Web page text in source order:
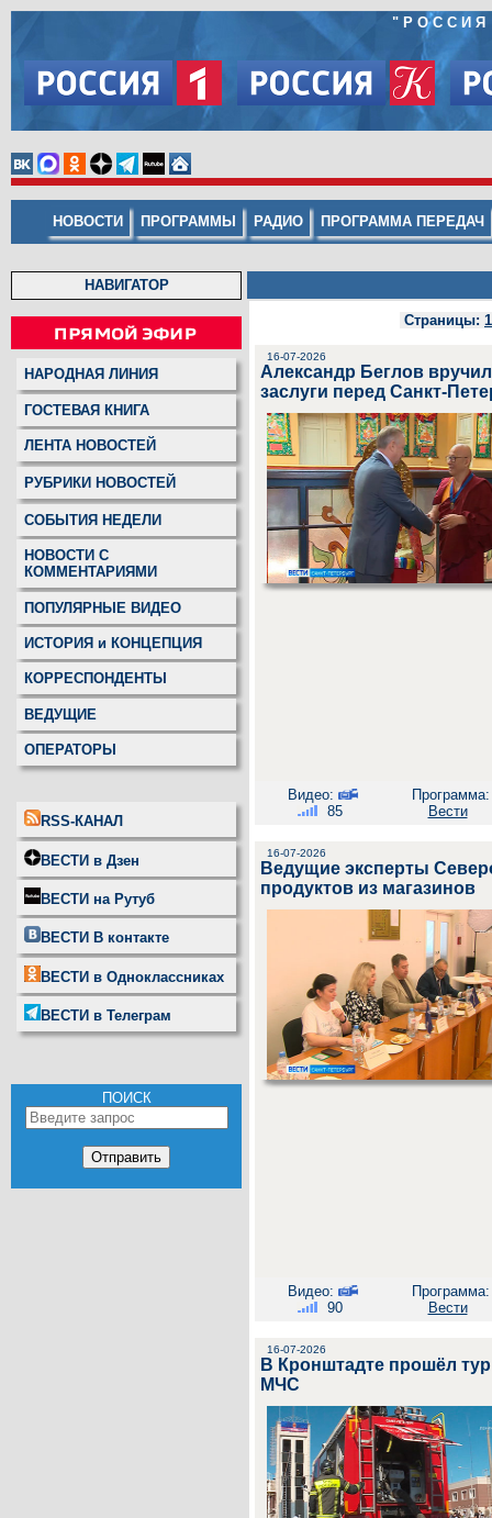
"
НОВОСТИ ПРОГРАММЫ РАДИО ПРОГРАММА ПЕРЕДАЧ
НАВИГАТОР
НАРОДНАЯ ЛИНИЯ
ГОСТЕВАЯ КНИГА
ЛЕНТА НОВОСТЕЙ
РУБРИКИ НОВОСТЕЙ
СОБЫТИЯ НЕДЕЛИ
НОВОСТИ С
КОММЕНТАРИЯМИ
ПОПУЛЯРНЫЕ ВИДЕО
ИСТОРИЯ и КОНЦЕПЦИЯ
КОРРЕСПОНДЕНТЫ
ВЕДУЩИЕ
ОПЕРАТОРЫ
RSS-КАНАЛ
ВЕСТИ в Дзен
ВЕСТИ на Рутуб
ВЕСТИ В контакте
ВЕСТИ в Одноклассниках
ВЕСТИ в Телеграм
ПОИСК
Страницы: 1
16-07-2026
Александр Беглов
заслуги перед Санкт-
Видео:
85
Программа:
Вести
16-07-2026
Ведущие эксперты
продуктов из магазинов
Видео:
90
Программа:
Вести
16-07-2026
В Кронштадте прошёл
МЧС